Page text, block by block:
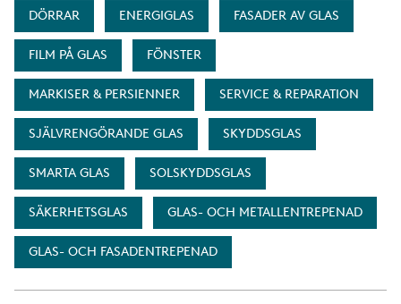
DÖRRAR ENERGIGLAS FASADER AV GLAS
FILM PÅ GLAS FÖNSTER
MARKISER & PERSIENNER SERVICE & REPARATION
SJÄLVRENGÖRANDE GLAS SKYDDSGLAS
SMARTA GLAS SOLSKYDDSGLAS
SÄKERHETSGLAS GLAS- OCH METALLENTREPENAD
GLAS- OCH FASADENTREPENAD